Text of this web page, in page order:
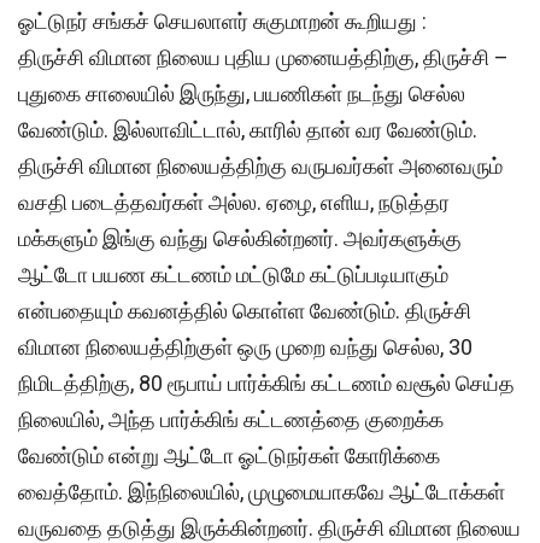
ஓட்டுநர் சங்கச் செயலாளர் சுகுமாறன் கூறியது :
திருச்சி விமான நிலைய புதிய முனையத்திற்கு, திருச்சி –
புதுகை சாலையில் இருந்து, பயணிகள் நடந்து செல்ல
வேண்டும். இல்லாவிட்டால், காரில் தான் வர வேண்டும்.
திருச்சி விமான நிலையத்திற்கு வருபவர்கள் அனைவரும்
வசதி படைத்தவர்கள் அல்ல. ஏழை, எளிய, நடுத்தர
மக்களும் இங்கு வந்து செல்கின்றனர். அவர்களுக்கு
ஆட்டோ பயண கட்டணம் மட்டுமே கட்டுப்படியாகும்
என்பதையும் கவனத்தில் கொள்ள வேண்டும். திருச்சி
விமான நிலையத்திற்குள் ஒரு முறை வந்து செல்ல, 30
நிமிடத்திற்கு, 80 ரூபாய் பார்க்கிங் கட்டணம் வசூல் செய்த
நிலையில், அந்த பார்க்கிங் கட்டணத்தை குறைக்க
வேண்டும் என்று ஆட்டோ ஓட்டுநர்கள் கோரிக்கை
வைத்தோம். இந்நிலையில், முழுமையாகவே ஆட்டோக்கள்
வருவதை தடுத்து இருக்கின்றனர். திருச்சி விமான நிலைய